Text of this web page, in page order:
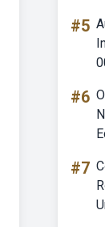
#5
#6
#7